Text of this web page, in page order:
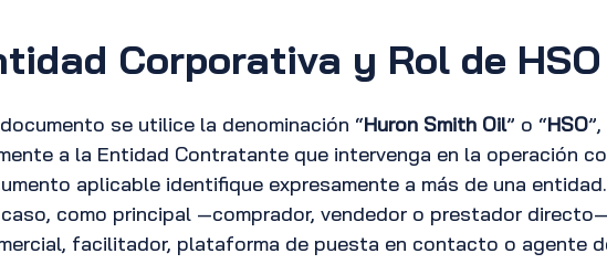
Corporativa y Rol de HSO
se utilice la denominación “Huron Smith Oil” o “HSO
a la Entidad Contratante que intervenga en la operación
aplicable identifique expresamente a más de una
como principal —comprador, vendedor o prestador
facilitador, plataforma de puesta en contacto o agente